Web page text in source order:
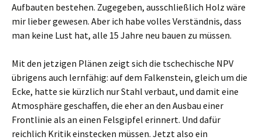
Aufbauten bestehen. Zugegeben, ausschließlich Holz wäre
mir lieber gewesen. Aber ich habe volles Verständnis, dass
man keine Lust hat, alle 15 Jahre neu bauen zu müssen.
Mit den jetzigen Plänen zeigt sich die tschechische NPV
übrigens auch lernfähig: auf dem Falkenstein, gleich um die
Ecke, hatte sie kürzlich nur Stahl verbaut, und damit eine
Atmosphäre geschaffen, die eher an den Ausbau einer
Frontlinie als an einen Felsgipfel erinnert. Und dafür
reichlich Kritik einstecken müssen. Jetzt also ein